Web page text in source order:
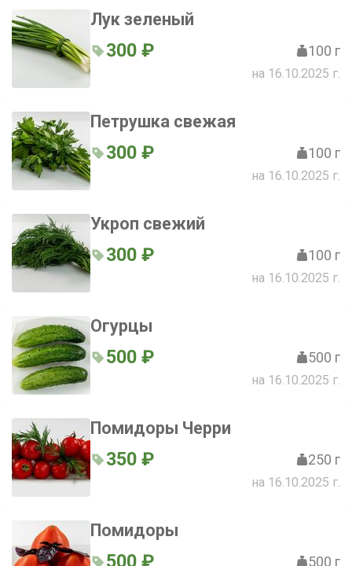
Лук зеленый
300 ₽ 100 г
на 16.10.2025 г.
Петрушка свежая
300 ₽ 100 г
на 16.10.2025 г.
Укроп свежий
300 ₽ 100 г
на 16.10.2025 г.
Огурцы
500 ₽ 500 г
на 16.10.2025 г.
Помидоры Черри
350 ₽ 250 г
на 16.10.2025 г.
Помидоры
500 ₽ 500 г